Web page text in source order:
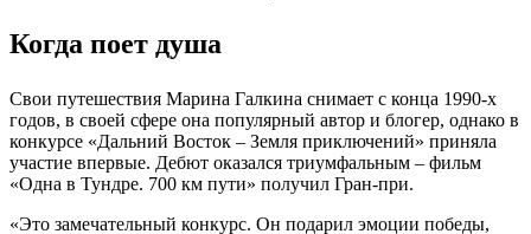
Когда поет душа
Свои путешествия Марина Галкина снимает с конца 1990-х
годов, в своей сфере она популярный автор и блогер, однако в
конкурсе «Дальний Восток – Земля приключений» приняла
участие впервые. Дебют оказался триумфальным – фильм
«Одна в Тундре. 700 км пути» получил Гран-при.
«Это замечательный конкурс. Он подарил эмоции победы,